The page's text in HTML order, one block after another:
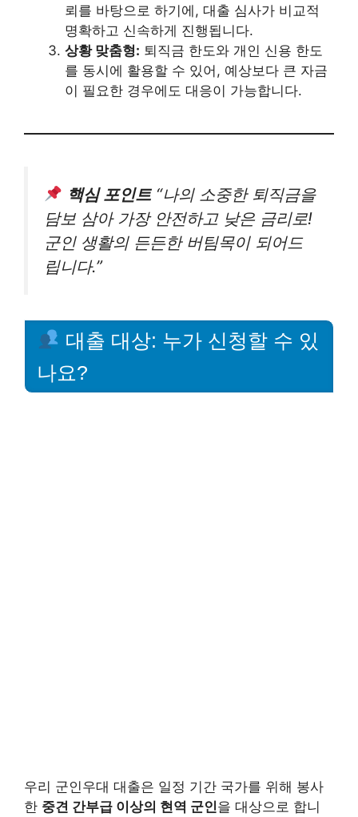
뢰를 바탕으로 하기에, 대출 심사가 비교적
명확하고 신속하게 진행됩니다.
상황 맞춤형: 퇴직금 한도와 개인 신용 한도
를 동시에 활용할 수 있어, 예상보다 큰 자금
이 필요한 경우에도 대응이 가능합니다.
핵심 포인트 “나의 소중한 퇴직금을
담보 삼아 가장 안전하고 낮은 금리로!
군인 생활의 든든한 버팀목이 되어드
립니다.”
대출 대상: 누가 신청할 수 있
나요?
우리 군인우대 대출은 일정 기간 국가를 위해 봉사
한 중견 간부급 이상의 현역 군인을 대상으로 합니